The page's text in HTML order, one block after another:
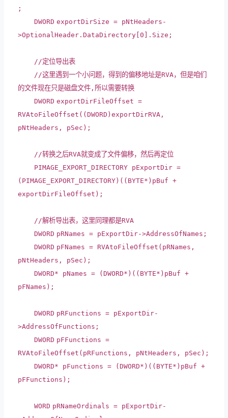
;
DWORD exportDirSize = pNtHeaders-
>OptionalHeader.DataDirectory[0].Size;
//定位导出表
//这里遇到一个小问题，得到的偏移地址是RVA，但是咱们
的文件现在只是磁盘文件,所以需要转换
DWORD exportDirFileOffset =
RVAtoFileOffset((DWORD)exportDirRVA,
pNtHeaders, pSec);
//转换之后RVA就变成了文件偏移，然后再定位
PIMAGE_EXPORT_DIRECTORY pExportDir =
(PIMAGE_EXPORT_DIRECTORY)((BYTE*)pBuf +
exportDirFileOffset);
//解析导出表，这里同理都是RVA
DWORD pRNames = pExportDir->AddressOfNames;
DWORD pFNames = RVAtoFileOffset(pRNames,
pNtHeaders, pSec);
DWORD* pNames = (DWORD*)((BYTE*)pBuf +
pFNames);
DWORD pRFunctions = pExportDir-
>AddressOfFunctions;
DWORD pFFunctions =
RVAtoFileOffset(pRFunctions, pNtHeaders, pSec);
DWORD* pFunctions = (DWORD*)((BYTE*)pBuf +
pFFunctions);
WORD pRNameOrdinals = pExportDir-